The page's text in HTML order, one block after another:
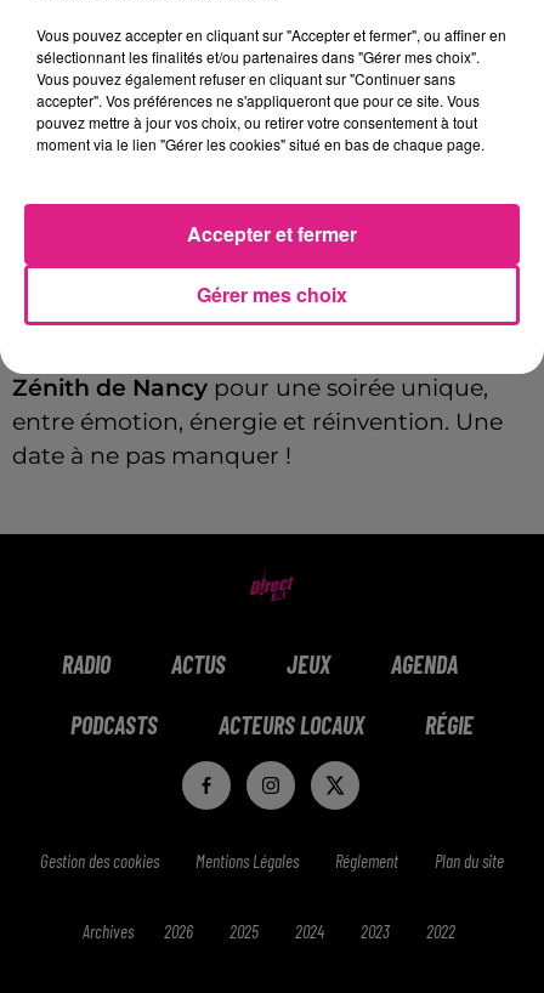
Après 11 ans de carrière,Louane
revient avec
leSolo Touret unshow inéditqui promet de
marquer les esprits.
À l’occasion de la sortie de son 5e album
grands titres, l’artiste dévoile une tournée
exceptionnelle à travers la France, la
Belgique, la Suisse et le Luxembourg.
Zénith de Nancy pour une soirée unique,
entre émotion, énergie et réinvention. Une
date à ne pas manquer !
RADIO ACTUS JEUX AGENDA
PODCASTS ACTEURS LOCAUX RÉGIE
Gestion des cookies Mentions Légales Réglement Plan du site
Archives 2026 2025 2024 2023 2022
Vous pouvez accepter en cliquant sur "Accepter et fermer", ou affiner en
sélectionnant les finalités et/ou partenaires dans "Gérer mes choix".
Vous pouvez également refuser en cliquant sur "Continuer sans
accepter". Vos préférences ne s'appliqueront que pour ce site. Vous
pouvez mettre à jour vos choix, ou retirer votre consentement à tout
moment via le lien "Gérer les cookies" situé en bas de chaque page.
Gérer mes choix
Accepter et fermer